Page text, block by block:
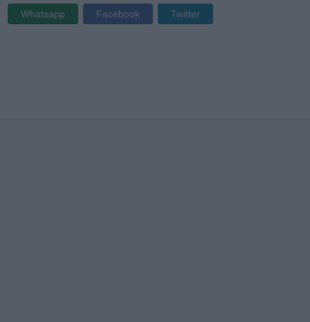
Whatsapp Facebook Twitter